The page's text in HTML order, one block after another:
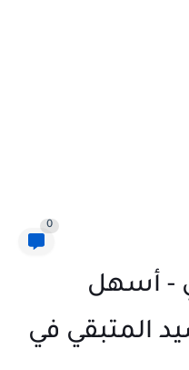
0
- أسهل
المتبقي في